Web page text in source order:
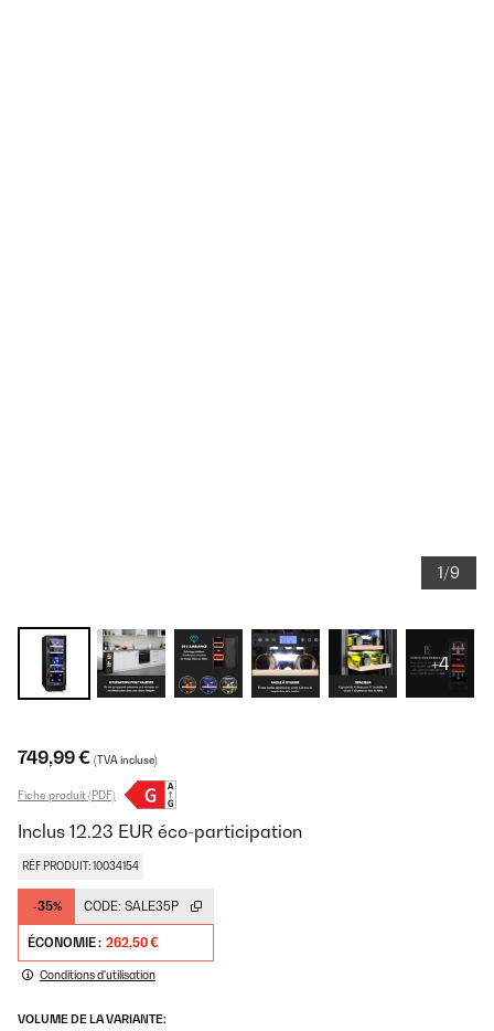
1/9
+4
749,99 € (TVA incluse)
Fiche produit (PDF)
Inclus 12.23 EUR éco-participation
RÉF PRODUIT: 10034154
-35% CODE: SALE35P
ÉCONOMIE : 262,50 €
Conditions d'utilisation
VOLUME DE LA VARIANTE: